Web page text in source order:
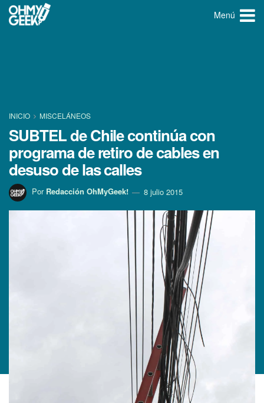
Menú
INICIO MISCELÁNEOS
SUBTEL de Chile continúa con
programa de retiro de cables en
desuso de las calles
Por Redacción OhMyGeek! 8 julio 2015